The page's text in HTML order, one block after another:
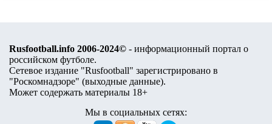
Rusfootball.info 2006-2024© - информационный портал о
российском футболе.
Сетевое издание "Rusfootball" зарегистрировано в
"Роскомнадзоре" (выходные данные).
Может содержать материалы 18+
Мы в социальных сетях: